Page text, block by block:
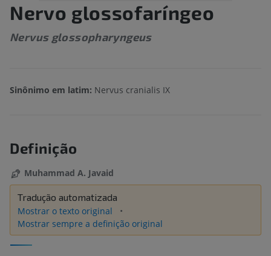
Nervo glossofaríngeo
Nervus glossopharyngeus
Sinônimo em latim: Nervus cranialis IX
Definição
Muhammad A. Javaid
Tradução automatizada
Mostrar o texto original
Mostrar sempre a definição original